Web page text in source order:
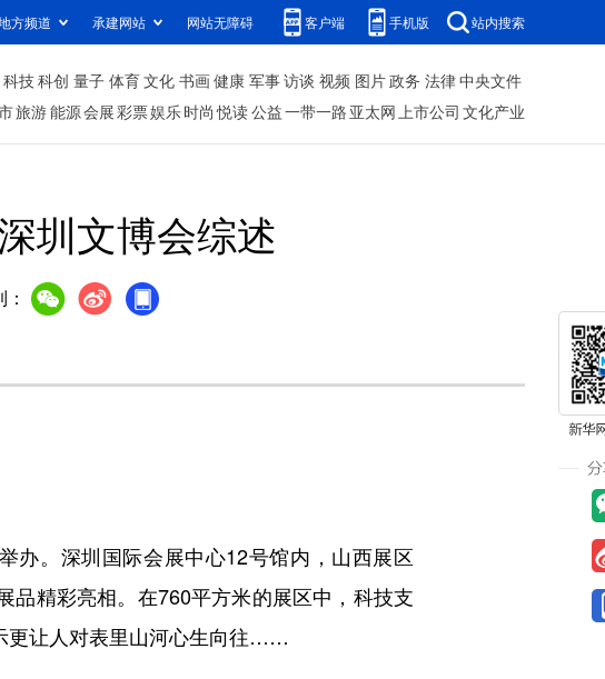
方频道 承建网站 网站无障碍 客户端 手机版 站内搜索
科技科创 量子 体育文化 书画健康 军事访谈 视频 图片政务 法律中央文件
旅游能源会展彩票娱乐时尚 悦读公益一带一路 亚太网上市公司 文化产业
圳文博会综述
。深圳国际会展中心12号馆内，山西展区
品精彩亮相。在760平方米的展区中，科技支
更让人对表里山河心生向往……